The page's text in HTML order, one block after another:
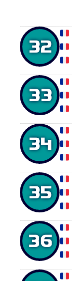
32
33
34
35
36